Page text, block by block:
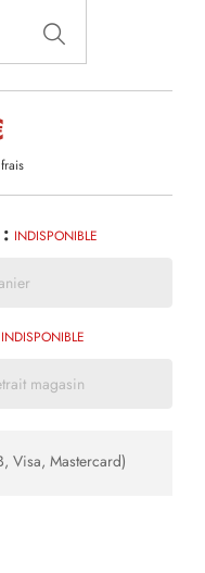
INDISPONIBLE
INDISPONIBLE
magasin
Visa, Mastercard)